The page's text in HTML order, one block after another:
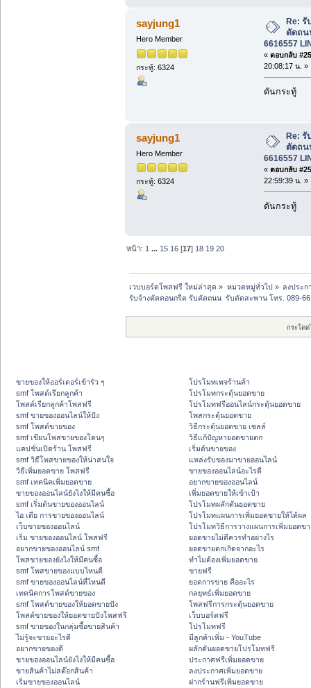
sayjung1
Hero Member
กระทู้: 6324
Re: รั
ตัดถน
6616557
« ตอบกลับ
20:08:17 น. »
ดันกระทู้
sayjung1
Hero Member
กระทู้: 6324
Re: รั
ตัดถน
6616557
« ตอบกลับ
22:59:39 น. »
ดันกระทู้
หน้า: 1 ... 15 16 [17] 18 19 20
เวบบอร์ดโพสฟรี ใหม่ล่าสุด » หมวดหมู่ทั่วไป» ลงประ
รับจ้างตัดคอนกรีต รับตัดถนน  รับตัดสะพาน โทร. 089-
กระโดด
ขายของให้ออร์เดอร์เข้ารัว ๆ
smf โพสต์เรียกลูกค้า
โพสต์เรียกลูกค้าโพสฟรี
smf ขายของออนไลน์ให้ปัง
smf โพสต์ขายของ
smf เขียนโพสขายของโดนๆ
แคปชั่นเปิดร้าน โพสฟรี
smf วิธีโพสขายของให้น่าสนใจ
วิธีเพิ่มยอดขาย โพสฟรี
smf เทคนิคเพิ่มยอดขาย
ขายของออนไลน์ยังไงให้มีคนซื้อ
smf เริ่มต้นขายของออนไลน์
ไอ เดีย การขายของออนไลน์
เว็บขายของออนไลน์
เริ่ม ขายของออนไลน์ โพสฟรี
อยากขายของออนไลน์ smf
โพสขายของยังไงให้มีคนซื้อ
smf โพสขายของแบบไหนดี
smf ขายของออนไลน์ที่ไหนดี
เทคนิคการโพสต์ขายของ
smf โพสต์ขายของให้ยอดขายปัง
โพสต์ขายของให้ยอดขายปังโพสฟรี
smf ขายของในกลุ่มซื้อขายสินค้า
ไม่รู้จะขายอะไรดี
อยากขายของดี
ขายของออนไลน์ยังไงให้มีคนซื้อ
ขายสินค้าไม่สต๊อกสินค้า
เริ่มขายของออนไลน์
โปรโมทเพจร้านค้า
โปรโมทกระตุ้นยอดขาย
โปรโมทฟรีออนไลน์กระตุ้นยอดขาย
โพสกระตุ้นยอดขาย
วิธีกระตุ้นยอดขาย เซลล์
วิธีแก้ปัญหายอดขายตก
เริ่มต้นขายของ
แหล่งรับของมาขายออนไลน์
ขายของออนไลน์อะไรดี
อยากขายของออนไลน์
เพิ่มยอดขายให้เข้าเป้า
โปรโมทผลักดันยอดขาย
โปรโมทแผนการเพิ่มยอดขายให้ได้ผล
โปรโมทวิธีการวางแผนการเพิ่มยอดข
ยอดขายไม่ดีควรทำอย่างไร
ยอดขายตกเกิดจากอะไร
ทำไมต้องเพิ่มยอดขาย
ขายฟรี
ยอดการขาย คืออะไร
กลยุทธ์เพิ่มยอดขาย
โพสฟรีการกระตุ้นยอดขาย
เว็บบอร์ดฟรี
โปรโมทฟรี
มีลูกค้าเพิ่ม - YouTube
ผลักดันยอดขายโปรโมทฟรี
ประกาศฟรีเพิ่มยอดขาย
ลงประกาศเพิ่มยอดขาย
ฝากร้านฟรีเพิ่มยอดขาย